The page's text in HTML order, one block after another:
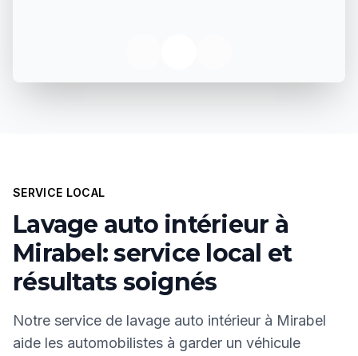
SERVICE LOCAL
Lavage auto intérieur à
Mirabel: service local et
résultats soignés
Notre service de lavage auto intérieur à Mirabel
aide les automobilistes à garder un véhicule